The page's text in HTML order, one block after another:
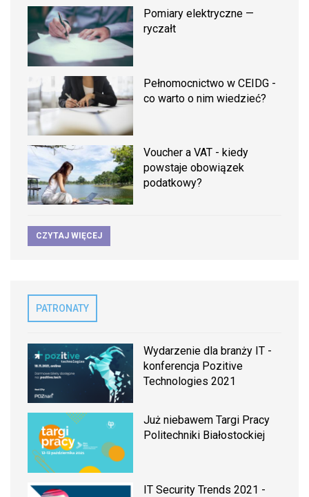
Pomiary elektryczne —
ryczałt
Pełnomocnictwo w CEIDG -
co warto o nim wiedzieć?
Voucher a VAT - kiedy
powstaje obowiązek
podatkowy?
CZYTAJ WIĘCEJ
PATRONATY
Wydarzenie dla branży IT -
konferencja Pozitive
Technologies 2021
Już niebawem Targi Pracy
Politechniki Białostockiej
IT Security Trends 2021 -